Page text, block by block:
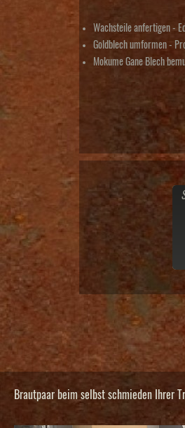
Wachsteile anfertigen -
Goldblech umformen -
Mokume Gane Blech
Brautpaar beim selbst schmieden Ihrer